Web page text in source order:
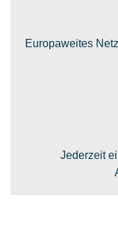
Europaweites
Jederzeit